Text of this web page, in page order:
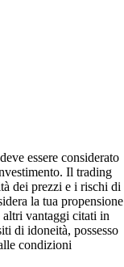
essere considerato
Il trading
dei prezzi e i rischi di
la tua propensione
vantaggi citati in
di idoneità, possesso
condizioni